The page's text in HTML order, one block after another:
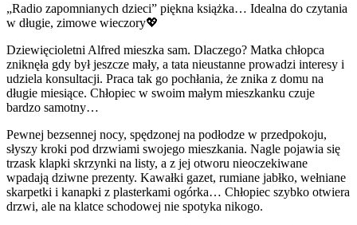
„Radio zapomnianych dzieci” piękna książka… Idealna do czytania
w długie, zimowe wieczory💖
Dziewięcioletni Alfred mieszka sam. Dlaczego? Matka chłopca
zniknęła gdy był jeszcze mały, a tata nieustanne prowadzi interesy i
udziela konsultacji. Praca tak go pochłania, że znika z domu na
długie miesiące. Chłopiec w swoim małym mieszkanku czuje
bardzo samotny…
Pewnej bezsennej nocy, spędzonej na podłodze w przedpokoju,
słyszy kroki pod drzwiami swojego mieszkania. Nagle pojawia się
trzask klapki skrzynki na listy, a z jej otworu nieoczekiwane
wpadają dziwne prezenty. Kawałki gazet, rumiane jabłko, wełniane
skarpetki i kanapki z plasterkami ogórka… Chłopiec szybko otwiera
drzwi, ale na klatce schodowej nie spotyka nikogo.